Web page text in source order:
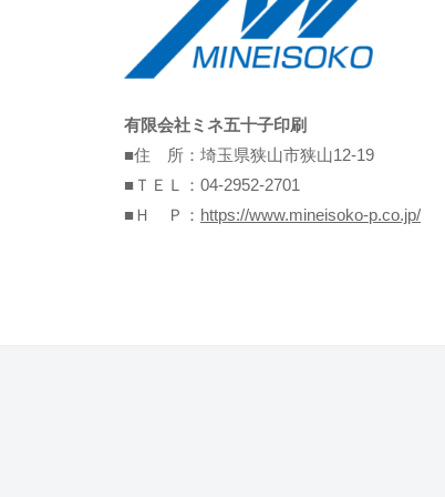
有限会社ミネ五十子印刷
■住 所：埼玉県狭山市狭山12-19
■ＴＥＬ：04-2952-2701
■Ｈ Ｐ： https://www.mineisoko-p.co.jp/